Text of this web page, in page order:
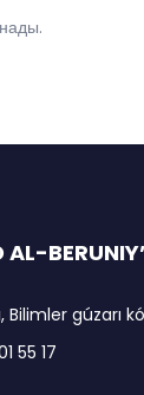
Bilimler gúzarı
55 17